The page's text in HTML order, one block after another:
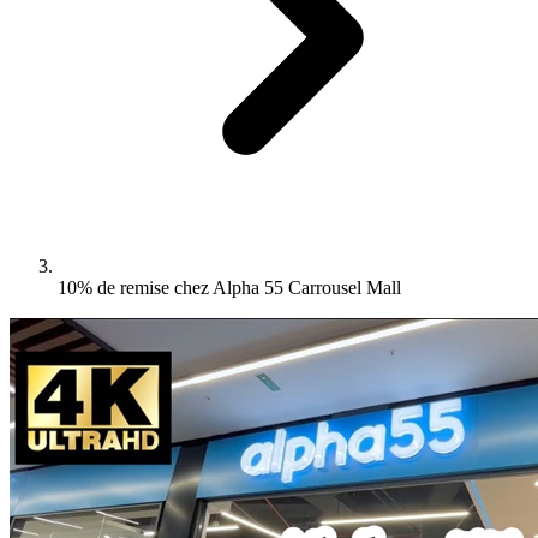
10% de remise chez Alpha 55 Carrousel Mall